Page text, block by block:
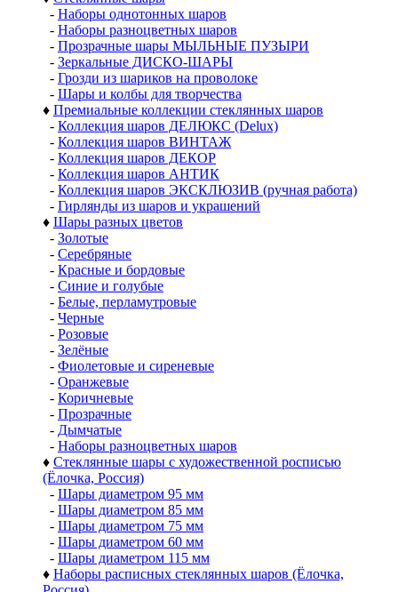
Шары
Шары из пластика
Шары 30 - 50 мм
Шары 60 мм
Шары 65 - 90 мм
Шары 100-120 мм
-Шары 140 - 150 мм
-Шары от 200 мм
Наборы шаров ДЕЛЮКС
Шары с ДЕКОРОМ
ПЭТ ШАРЫ
ДИСКО-ШАРЫ
Прозрачные-МЫЛЬНЫЕ ПУЗЫРИ
-ГРОЗДИ шаров
-БУСЫ из шаров
Наборы шаров ПАПЬЕ-МАШЕ
Шары ДИСНЕЙ
Стеклянные шары
Наборы однотонных шаров
Наборы разноцветных шаров
Прозрачные шары МЫЛЬНЫЕ ПУЗЫРИ
Зеркальные ДИСКО-ШАРЫ
Грозди из шариков на проволоке
Шары и колбы для творчества
Премиальные коллекции стеклянных шаров
Коллекция шаров ДЕЛЮКС (Delux)
Коллекция шаров ВИНТАЖ
Коллекция шаров ДЕКОР
-Коллекция шаров АНТИК
-Коллекция шаров ЭКСКЛЮЗИВ (ручная работа)
-Гирлянды из шаров и украшений
Шары разных цветов
Золотые
Серебряные
Красные и бордовые
-Синие и голубые
-Белые, перламутровые